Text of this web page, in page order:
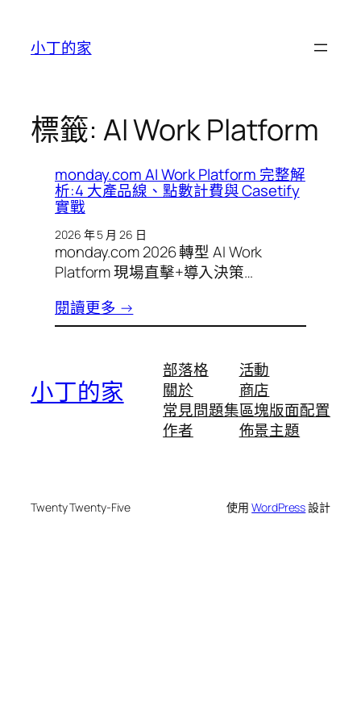
小丁的家
標籤: AI Work Platform
monday.com AI Work Platform 完整解
析:4 大產品線、點數計費與 Casetify
實戰
2026 年 5 月 26 日
monday.com 2026 轉型 AI Work
Platform 現場直擊+導入決策…
閱讀更多 →
小丁的家
部落格
關於
常見問題集
作者
活動
商店
區塊版面配置
佈景主題
Twenty Twenty-Five 使用WordPress設計